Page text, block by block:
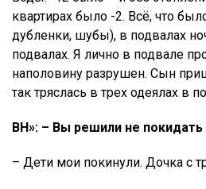
квартирах было -2. Всё, что
дубленки, шубы), в подвалах
подвалах. Я лично в подвале
наполовину разрушен. Сын
так тряслась в трех одеялах в
ВН»: – Вы решили не
– Дети мои покинули. Дочка с